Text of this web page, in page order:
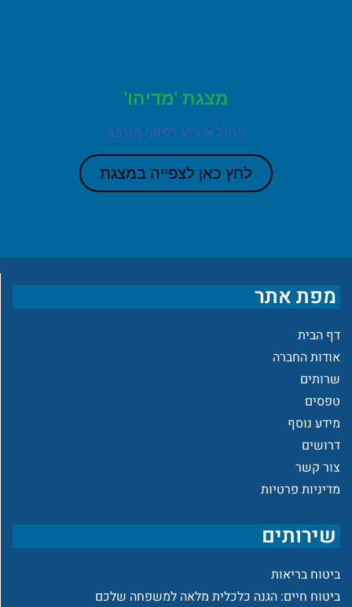
מצגת 'מדיהו'
ניהול אירוע רפואי מורכב
לחץ כאן לצפייה במצגת
מפת אתר
דף הבית
אודות החברה
שרותים
טפסים
מידע נוסף
דרושים
צור קשר
מדיניות פרטיות
שירותים
ביטוח בריאות
ביטוח חיים: הגנה כלכלית מלאה למשפחה שלכם